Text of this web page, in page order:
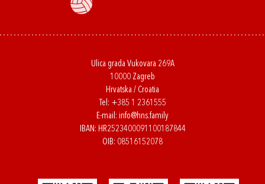
Ulica grada Vukovara 269A
10000 Zagreb
Hrvatska / Croatia
Tel: +385 1 2361555
E-mail: info@hns.family
IBAN: HR2523400091100187844
OIB: 08516152078